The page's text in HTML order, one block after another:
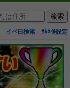
イベ日検索 ｻﾑﾈｲﾙ設定